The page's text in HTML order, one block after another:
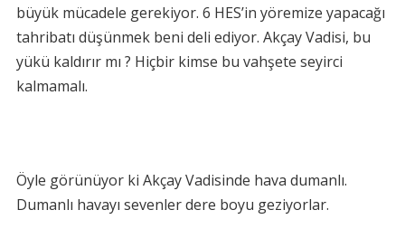
büyük mücadele gerekiyor. 6 HES’in yöremize yapacağı
tahribatı düşünmek beni deli ediyor. Akçay Vadisi, bu
yükü kaldırır mı ? Hiçbir kimse bu vahşete seyirci
kalmamalı.
Öyle görünüyor ki Akçay Vadisinde hava dumanlı.
Dumanlı havayı sevenler dere boyu geziyorlar.